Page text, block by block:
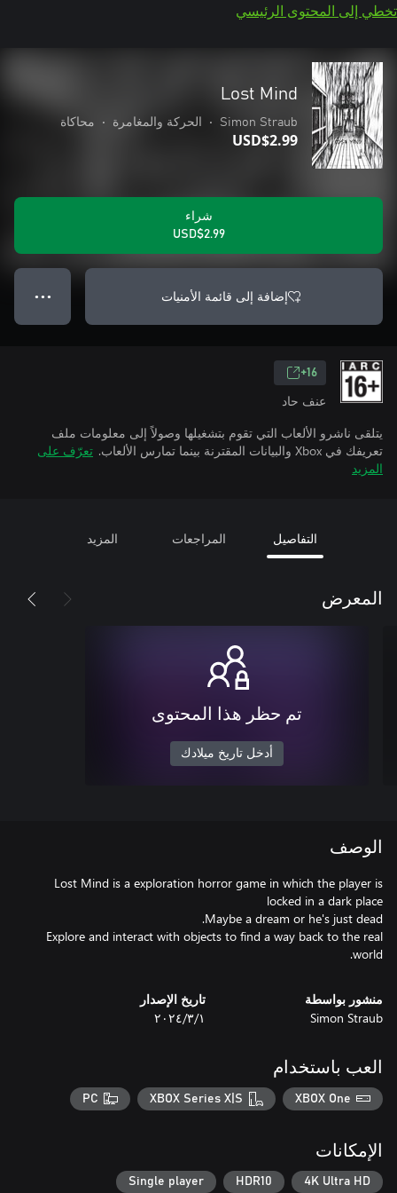
تخطي إلى المحتوى الرئيسي
Lost Mind
Simon Straub
• الحركة والمغامرة • محاكاة
USD$2.99
شراء
USD$2.99
إضافة إلى قائمة الأمنيات ● ● ●
16+
عنف حاد
يتلقى ناشرو الألعاب التي تقوم بتشغيلها وصولاً إلى معلومات ملف
تعريفك في Xbox والبيانات المقترنة بينما تمارس الألعاب.
تعرّف على
المزيد
التفاصيل المراجعات المزيد
المعرض
تم حظر هذا المحتوى
أدخل تاريخ ميلادك
الوصف
Lost Mind is a exploration horror game in which the player is
Explore and interact with objects to find a way back to the real
world.
منشور بواسطة
Simon Straub
تاريخ الإصدار
١‏/٣‏/٢٠٢٤
العب باستخدام
XBOX One
XBOX Series X|S
PC
الإمكانات
4K Ultra HD
HDR10
Single player